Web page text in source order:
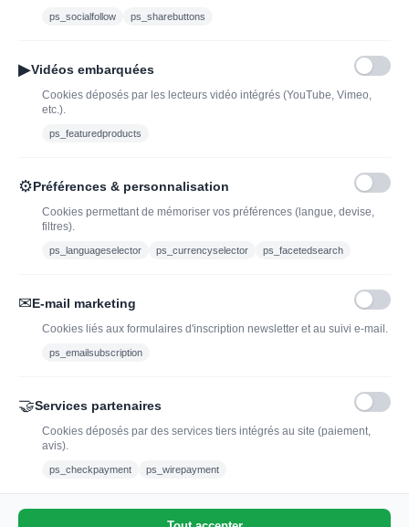
Bouteilles d'exception
à découvrir| J’adopte un
vin
Caviste en ligne pour l’adoption de vin, champagne,
contact@jadopteunvin.fr
ps_socialfollow ps_sharebuttons
▶Vidéos embarquées
Cookies déposés par les lecteurs vidéo intégrés (YouTube, Vimeo,
etc.).
ps_featuredproducts
⚙Préférences & personnalisation
Cookies permettant de mémoriser vos préférences (langue, devise,
filtres).
ps_languageselector ps_currencyselector ps_facetedsearch
✉E-mail marketing
Cookies liés aux formulaires d'inscription newsletter et au suivi e-mail.
ps_emailsubscription
🤝Services partenaires
Cookies déposés par des services tiers intégrés au site (paiement,
avis).
ps_checkpayment ps_wirepayment